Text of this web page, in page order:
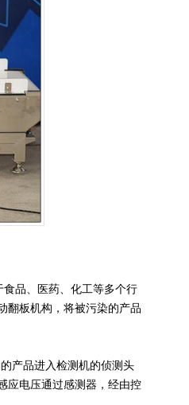
品、医药、化工等多个行
翻板机构，将被污染的产品
产品进入检测机的侦测头
应电压通过感测器，经由控